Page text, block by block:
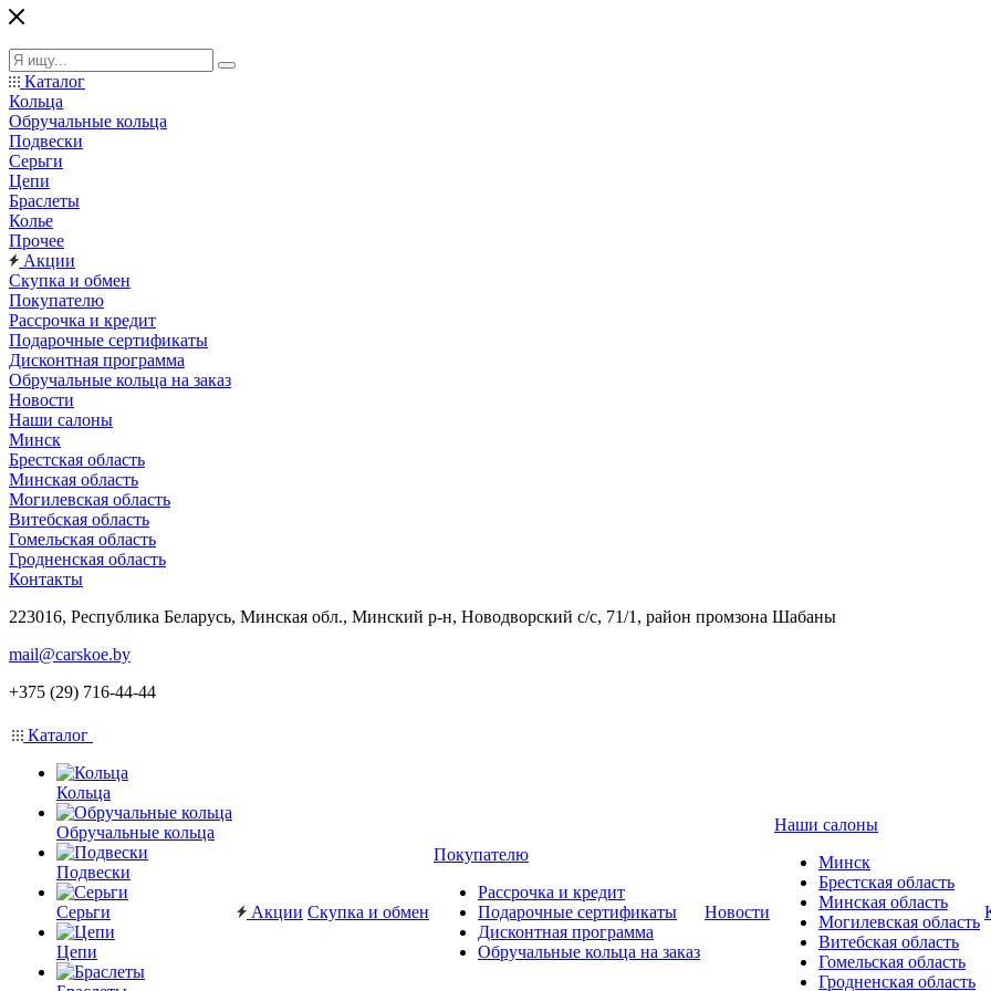
Каталог
Кольца
Обручальные кольца
Подвески
Серьги
Цепи
Браслеты
Колье
Прочее
Акции
Скупка и обмен
Покупателю
Рассрочка и кредит
Подарочные сертификаты
Дисконтная программа
Обручальные кольца на заказ
Новости
Наши салоны
Минск
Брестская область
Минская область
Могилевская область
Витебская область
Гомельская область
Гродненская область
Контакты
223016, Республика Беларусь, Минская обл., Минский р-н, Новодворский с/с, 71/1, район промзона Шабаны
mail@carskoe.by
+375 (29) 716-44-44
Каталог
Кольца
Обручальные кольца
Подвески
Серьги
Цепи
Акции Скупка и обмен
Покупателю
Рассрочка и кредит
Подарочные сертификаты
Дисконтная программа
Обручальные кольца на заказ
Новости
Наши салоны
Минск
Брестская область
Минская область
Могилевская область
Витебская область
Гомельская область
Гродненская область